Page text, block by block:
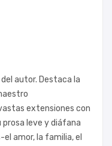
autor. Destaca la
extensiones con
prosa leve y diáfana
amor, la familia, el